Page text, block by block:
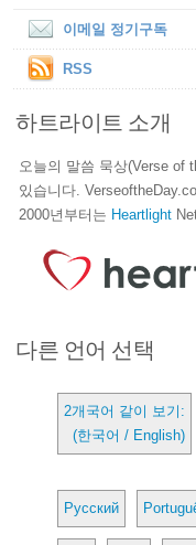
이메일 정기구독
RSS
하트라이트 소개
오늘의 말씀 묵상(Verse of
있습니다.
2000년부터는 Heartlight
다른 언어 선택
2개국어 같이 보기:
(한국어 / English)
Русский